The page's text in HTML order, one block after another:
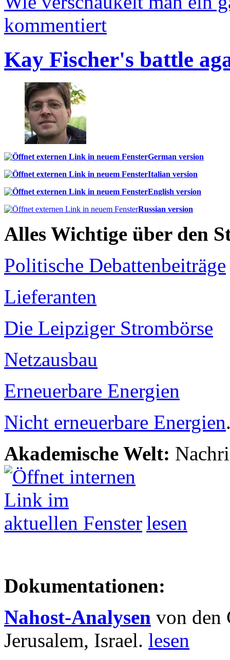
kommentiert
Kay Fischer's battle
German version
Italian version
English version
Russian version
Alles Wichtige über den
Politische Debattenbeiträge
Lieferanten
Die Leipziger Strombörse
Netzausbau
Erneuerbare Energien
Nicht erneuerbare Energien
Akademische Welt:
lesen
Dokumentationen:
Nahost-Analysen von den
Jerusalem, Israel. lesen